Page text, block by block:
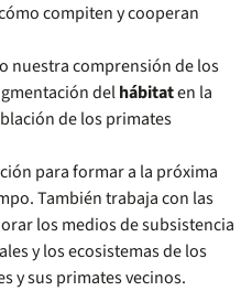
compiten y cooperan
nuestra comprensión de los
delhábitaten la
de los primates
para formar a la próxima
También trabaja con las
los medios de subsistencia
y los ecosistemas de los
y sus primates vecinos.